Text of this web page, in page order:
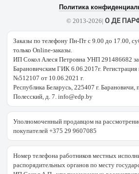
Политика
© 2013-2026| О ДЕ
Заказы по телефону Пн-Пт с 9.00 до 17.00,
только Online-заказы.
ИП Сокол Алеся Петровна УНП 291486682
Барановичским ГИК 6.06.2017г. Регистрация
№512107 от 10.06.2021 г.
Республика Беларусь, 225407 г. Барановичи,
Полесский, д. 7. info@edp.by
Уполномоченный продавцом на
покупателей +375 29 9607085
Номер телефона работников местных
распорядительных органов по месту